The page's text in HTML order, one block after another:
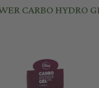
CARBO HYDRO